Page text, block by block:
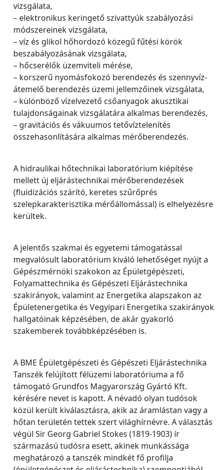
vizsgálata,
– elektronikus keringető szivattyúk szabályozási
módszereinek vizsgálata,
– víz és glikol hőhordozó közegű fűtési körök
beszabályozásának vizsgálata,
– hőcserélők üzemviteli mérése,
– korszerű nyomásfokozó berendezés és szennyvíz-
átemelő berendezés üzemi jellemzőinek vizsgálata,
– különböző vízelvezető csőanyagok akusztikai
tulajdonságainak vizsgálatára alkalmas berendezés,
– gravitációs és vákuumos tetővíztelenítés
összehasonlítására alkalmas mérőberendezés.
A hidraulikai hőtechnikai laboratórium kiépítése
mellett új eljárástechnikai mérőberendezések
(fluidizációs szárító, keretes szűrőprés
szelepkarakterisztika mérőállomással) is elhelyezésre
kerültek.
A jelentős szakmai és egyetemi támogatással
megvalósult laboratórium kiváló lehetőséget nyújt a
Gépészmérnöki szakokon az Épületgépészeti,
Folyamattechnika és Gépészeti Eljárástechnika
szakirányok, valamint az Energetika alapszakon az
Épületenergetika és Vegyipari Energetika szakirányok
hallgatóinak képzésében, de akár gyakorló
szakemberek továbbképzésében is.
A BME Épületgépészeti és Gépészeti Eljárástechnika
Tanszék felújított félüzemi laboratóriuma a fő
támogató Grundfos Magyarország Gyártó Kft.
kérésére nevet is kapott. A névadó olyan tudósok
közül került kiválasztásra, akik az áramlástan vagy a
hőtan területén tettek szert világhírnévre. A választás
végül Sir Georg Gabriel Stokes (1819-1903) ír
származású tudósra esett, akinek munkássága
meghatározó a tanszék mindkét fő profilja